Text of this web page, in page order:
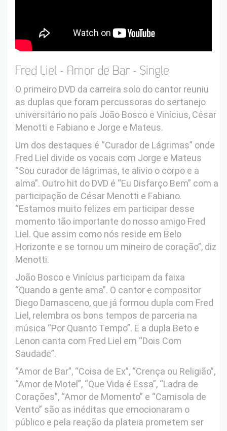
Fred Liel - Amor de Bar - Single
O primeiro DVD da carreira solo do cantor reuniu
as duplas que foram percussoras do sertanejo
universitário no país João Bosco e Vinícius, César
Menotti e Fabiano e Jorge e Mateus.
Um dos destaques é “Curador de Lágrimas” onde
Fred Liel divide os vocais com Jorge e Mateus
“Sou curador de lágrimas, te alivio o corpo e a
alma”. Outro hit do DVD é “Eu Disfarço Bem” com a
participação de César Menotti e Fabiano.
“Estamos muito felizes em participar desse
momento tão importante do nosso amigo Fred
Liel. Que assim como nós reside em Belo
Horizonte e se tornou um mineiro de coração”, diz
Menotti.
João Bosco e Vinícius participam da faixa
“Quando a gente ama”. O cantor e compositor
Diego Damasceno, que já formou dupla com Fred
Liel, relembra os bons tempos de parceria na
música “Por Quanto Tempo”. E a dupla Beto e
Lenon canta com Fred Liel em “Dois Com
Saudade”.
“Amor de Bar”, “Coisa de Ex”, “Crença ou Religião”,
“Amor de Motel”, “Que Vida é Essa”, “Ladra de
Corações”, “Amor de Momento” e “Camisola de
Vento” são as inéditas que emocionaram o
público e pela reação da plateia prometem ser